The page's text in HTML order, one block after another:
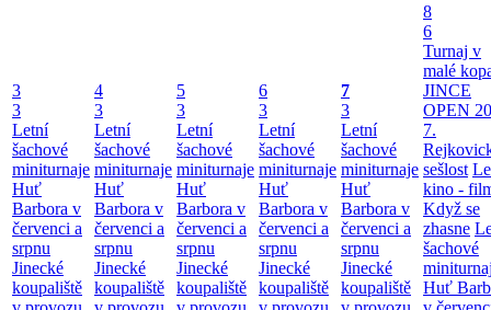
3
3
Letní
šachové
miniturnaje
Huť
Barbora v
červenci a
srpnu
Jinecké
koupaliště
4
3
Letní
šachové
miniturnaje
Huť
Barbora v
červenci a
srpnu
Jinecké
koupaliště
5
3
Letní
šachové
miniturnaje
Huť
Barbora v
červenci a
srpnu
Jinecké
koupaliště
6
3
Letní
šachové
miniturnaje
Huť
Barbora v
červenci a
srpnu
Jinecké
koupaliště
7
3
Letní
šachové
miniturnaje
Huť
Barbora v
červenci a
srpnu
Jinecké
koupaliště
8
6
Turnaj v
malé
JINCE
OPEN
7.
sešlost
kino -
Když se
zhasne
šachové
Huť